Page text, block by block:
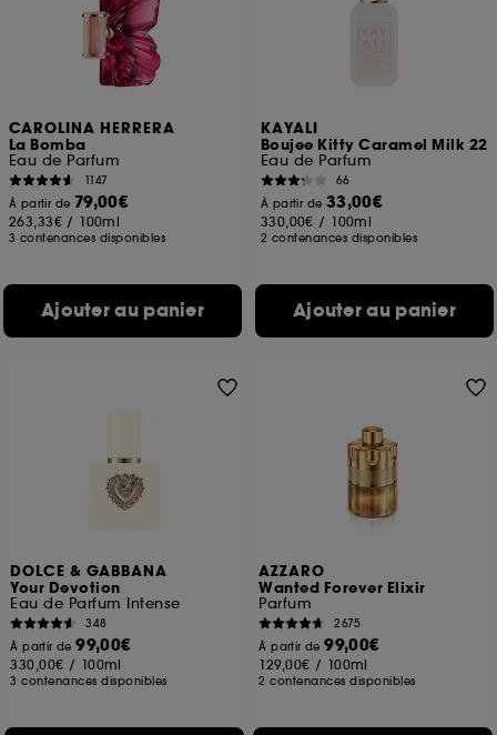
CAROLINA HERRERA
La Bomba
Eau de Parfum
1147
À partir de 79,00€
263,33€ / 100ml
3 contenances disponibles
Ajouter au panier
KAYALI
Boujee Kitty Caramel Milk 22
Eau de Parfum
66
À partir de 33,00€
330,00€ / 100ml
2 contenances disponibles
Ajouter au panier
DOLCE & GABBANA
Your Devotion
Eau de Parfum Intense
348
À partir de99,00€
330,00€ / 100ml
3 contenances disponibles
AZZARO
Wanted Forever Elixir
Parfum
2675
À partir de99,00€
129,00€ / 100ml
2 contenances disponibles